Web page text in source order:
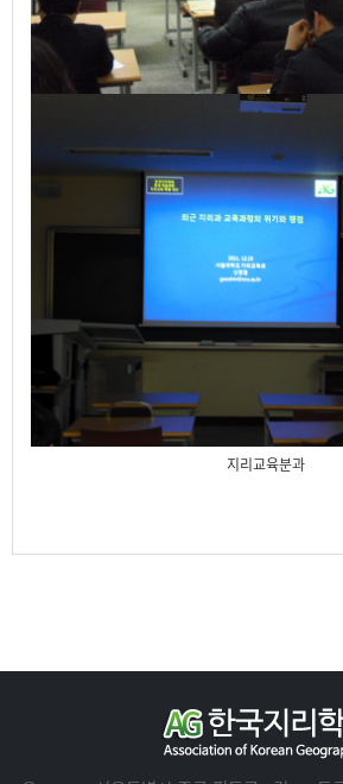
지리교육분과